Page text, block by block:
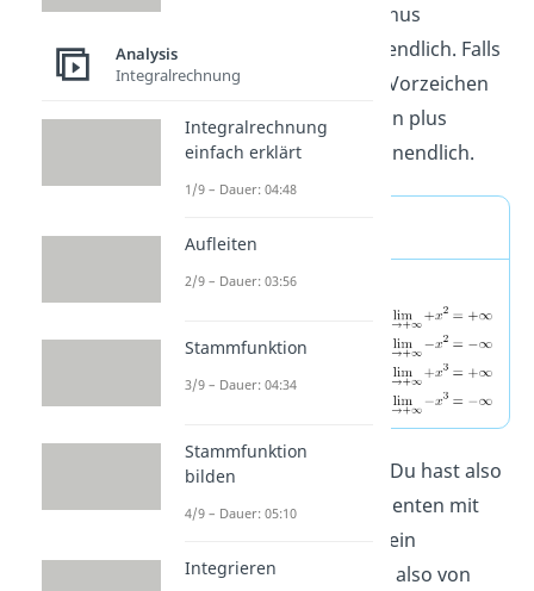
wie eine Gerade von minus
unendlich nach plus unendlich. Falls
der Term ein negatives Vorzeichen
ist, geht die Funktion von plus
unendlich nach minus unendlich.
Hier ist der Leitterm
. Du hast also
einen ungeraden Exponenten mit
positiven Vorzeichen. Dein
Funktionsgraph kommt also von
Analysis
Integralrechnung
Integralrechnung
einfach erklärt
1/9 – Dauer: 04:48
Aufleiten
2/9 – Dauer: 03:56
Stammfunktion
3/9 – Dauer: 04:34
Stammfunktion
bilden
4/9 – Dauer: 05:10
Integrieren